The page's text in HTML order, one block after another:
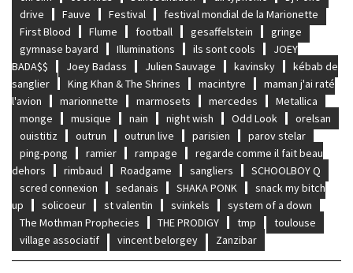
drive
Fauve Festival
festival mondial de la Marionette
First Blood
Flume football gesaffelstein
gringe
gymnase bayard
Illuminations ils sont cools
JOEY
BADA$$
Joey Badass Julien Sauvage kavinsky
kébab de
sanglier
King Khan & The Shrines macintyre
maman j'ai raté
l'avion
marionnette marmosets mercedes
Metallica
monge
musique nain night wish Odd Look
orelsan
ouistitiz
outrun outrun live parisien
parov stelar
ping-pong
ramier rampage
regarde comme il fait beau
dehors
rimbaud Roadgame sangliers
SCHOOLBOY Q
scred connexion
sedanais SHAKA PONK
snack my bitch
up
solicoeur st valentin svinkels
system of a down
The Mothman Prophecies
THE PRODIGY tmp
toulouse
village associatif
vincent belorgey Zanzibar